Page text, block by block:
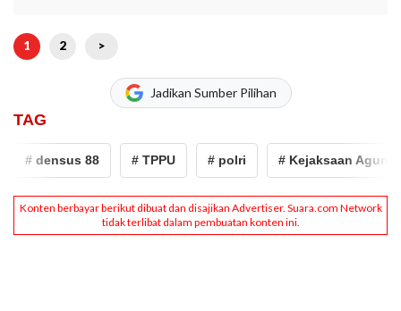
1 2 >
Jadikan Sumber Pilihan
TAG
densus 88 # TPPU # polri # Kejaksaan Agung